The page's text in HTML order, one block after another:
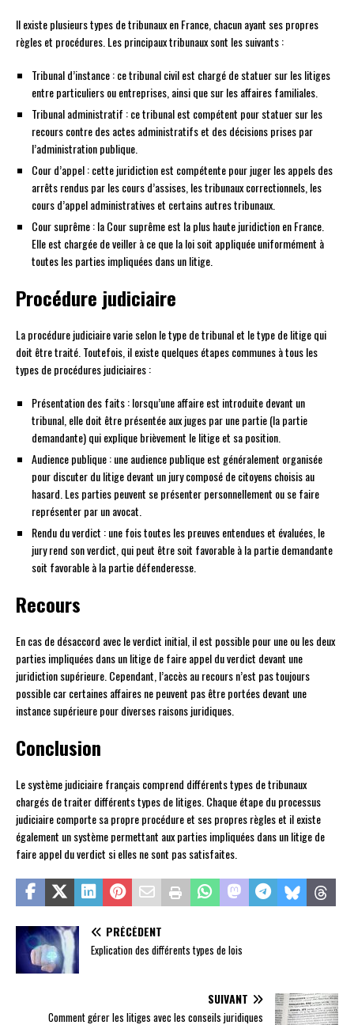
Il existe plusieurs types de tribunaux en France, chacun ayant ses propres
règles et procédures. Les principaux tribunaux sont les suivants :
Tribunal d’instance : ce tribunal civil est chargé de statuer sur les litiges
entre particuliers ou entreprises, ainsi que sur les affaires familiales.
Tribunal administratif : ce tribunal est compétent pour statuer sur les
recours contre des actes administratifs et des décisions prises par
l’administration publique.
Cour d’appel : cette juridiction est compétente pour juger les appels des
arrêts rendus par les cours d’assises, les tribunaux correctionnels, les
cours d’appel administratives et certains autres tribunaux.
Cour suprême : la Cour suprême est la plus haute juridiction en France.
Elle est chargée de veiller à ce que la loi soit appliquée uniformément à
toutes les parties impliquées dans un litige.
Procédure judiciaire
La procédure judiciaire varie selon le type de tribunal et le type de litige qui
doit être traité. Toutefois, il existe quelques étapes communes à tous les
types de procédures judiciaires :
Présentation des faits : lorsqu’une affaire est introduite devant un
tribunal, elle doit être présentée aux juges par une partie (la partie
demandante) qui explique brièvement le litige et sa position.
Audience publique : une audience publique est généralement organisée
pour discuter du litige devant un jury composé de citoyens choisis au
hasard. Les parties peuvent se présenter personnellement ou se faire
représenter par un avocat.
Rendu du verdict : une fois toutes les preuves entendues et évaluées, le
jury rend son verdict, qui peut être soit favorable à la partie demandante
soit favorable à la partie défenderesse.
Recours
En cas de désaccord avec le verdict initial, il est possible pour une ou les deux
parties impliquées dans un litige de faire appel du verdict devant une
juridiction supérieure. Cependant, l’accès au recours n’est pas toujours
possible car certaines affaires ne peuvent pas être portées devant une
instance supérieure pour diverses raisons juridiques.
Conclusion
Le système judiciaire français comprend différents types de tribunaux
chargés de traiter différents types de litiges. Chaque étape du processus
judiciaire comporte sa propre procédure et ses propres règles et il existe
également un système permettant aux parties impliquées dans un litige de
faire appel du verdict si elles ne sont pas satisfaites.
PRÉCÉDENT
Explication des différents types de lois
SUIVANT
Comment gérer les litiges avec les conseils juridiques